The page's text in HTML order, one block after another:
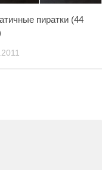
пиратки (44